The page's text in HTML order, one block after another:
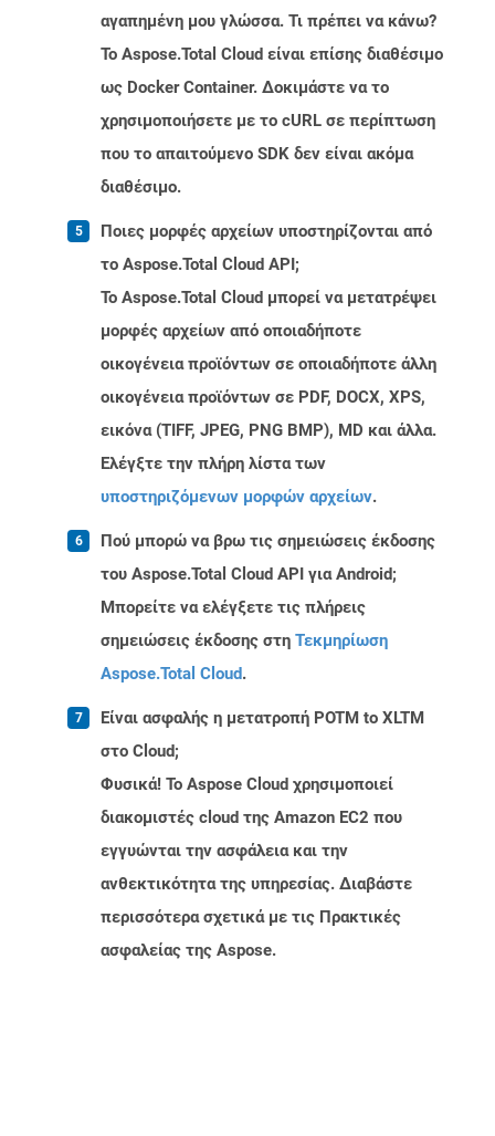
αγαπημένη μου γλώσσα. Τι πρέπει να κάνω?
Το Aspose.Total Cloud είναι επίσης διαθέσιμο
ως Docker Container. Δοκιμάστε να το
χρησιμοποιήσετε με το cURL σε περίπτωση
που το απαιτούμενο SDK δεν είναι ακόμα
διαθέσιμο.
Ποιες μορφές αρχείων υποστηρίζονται από
το Aspose.Total Cloud API;
Το Aspose.Total Cloud μπορεί να μετατρέψει
μορφές αρχείων από οποιαδήποτε
οικογένεια προϊόντων σε οποιαδήποτε άλλη
οικογένεια προϊόντων σε PDF, DOCX, XPS,
εικόνα (TIFF, JPEG, PNG BMP), MD και άλλα.
Ελέγξτε την πλήρη λίστα των
υποστηριζόμενων μορφών αρχείων.
Πού μπορώ να βρω τις σημειώσεις έκδοσης
του Aspose.Total Cloud API για Android;
Μπορείτε να ελέγξετε τις πλήρεις
σημειώσεις έκδοσης στη Τεκμηρίωση
Aspose.Total Cloud.
Είναι ασφαλής η μετατροπή POTM to XLTM
στο Cloud;
Φυσικά! Το Aspose Cloud χρησιμοποιεί
διακομιστές cloud της Amazon EC2 που
εγγυώνται την ασφάλεια και την
ανθεκτικότητα της υπηρεσίας. Διαβάστε
περισσότερα σχετικά με τις Πρακτικές
ασφαλείας της Aspose.